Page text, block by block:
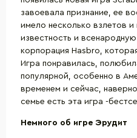
завоевала признание, ее
имело несколько взлетов
известность и
корпорация Hasbro,
Игра понравилась,
популярной, особенно в
временем и сейчас,
семье есть эта игра -
Немного об игре Эрудит